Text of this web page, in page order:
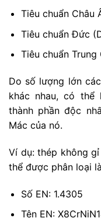
Tiêu chuẩn Châu
Tiêu chuẩn Đức
Tiêu chuẩn Trung
Do số lượng lớn
khác nhau, có
thành phần độc
Mác của nó.
Ví dụ: thép không
thể được phân loại
Số EN: 1.4305
Tên EN: